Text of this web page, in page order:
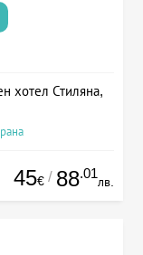
хотел Стиляна,
45€ / 88.01
лв.